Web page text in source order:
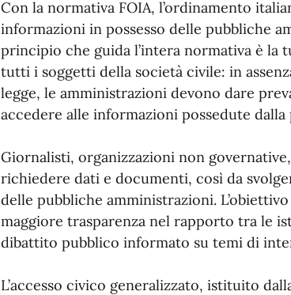
Con la normativa FOIA, l’ordinamento
informazioni in possesso delle pubbliche
principio che guida l’intera normativa è la
tutti i soggetti della società civile: in
legge, le amministrazioni devono dare
accedere alle informazioni possedute
Giornalisti, organizzazioni non
richiedere dati e documenti, così da
delle pubbliche amministrazioni.
maggiore trasparenza nel rapporto tra le
dibattito pubblico informato su temi di
L’accesso civico generalizzato, istituito